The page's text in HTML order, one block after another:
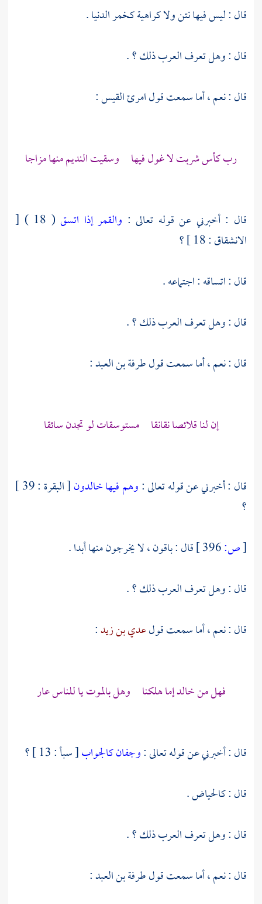
قال : ليس فيها نتن ولا كراهية كخمر الدنيا .
قال : وهل تعرف العرب ذلك ؟ .
قال : نعم ، أما سمعت قولامرئ القيس:
رب كأس شربت لا غول فيها وسقيت النديم منها مزاجا
قال : أخبرني عن قوله تعالى : والقمر إذا اتسق
( 18 ) [
الانشقاق : 18 ] ؟
قال : اتساقه : اجتماعه .
قال : وهل تعرف العرب ذلك ؟ .
قال : نعم ، أما سمعت قولطرفة بن العبد:
إن لنا قلائصا نقانقا مستوسقات لو تجدن سائقا
قال : أخبرني عن قوله تعالى :وهم فيها خالدون
[ البقرة : 39 ]
؟
[ص:
قال : باقون ، لا يخرجون منها أبدا .
قال : وهل تعرف العرب ذلك ؟ .
قال : نعم ، أما سمعت قولعدي بن زيد:
فهل من خالد إما هلكنا وهل بالموت يا للناس عار
قال : أخبرني عن قوله تعالى :وجفان كالجواب[ سبأ : 13 ] ؟
قال : كالحياض .
قال : وهل تعرف العرب ذلك ؟ .
قال : نعم ، أما سمعت قولطرفة بن العبد: